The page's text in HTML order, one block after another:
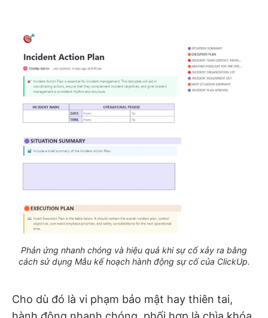
Phản ứng nhanh chóng và hiệu quả khi sự cố xảy ra bằng
cách sử dụng Mẫu kế hoạch hành động sự cố của ClickUp.
Cho dù đó là vi phạm bảo mật hay thiên tai,